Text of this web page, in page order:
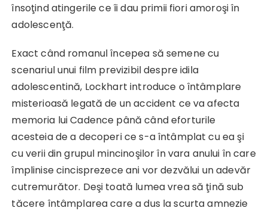
însoţind atingerile ce îi dau primii fiori amoroşi în
adolescenţă.
Exact când romanul începea să semene cu
scenariul unui film previzibil despre idila
adolescentină, Lockhart introduce o întâmplare
misterioasă legată de un accident ce va afecta
memoria lui Cadence până când eforturile
acesteia de a decoperi ce s-a întâmplat cu ea şi
cu verii din grupul mincinoşilor în vara anului în care
împlinise cincisprezece ani vor dezvălui un adevăr
cutremurător. Deşi toată lumea vrea să ţină sub
tăcere întâmplarea care a dus la scurta amnezie